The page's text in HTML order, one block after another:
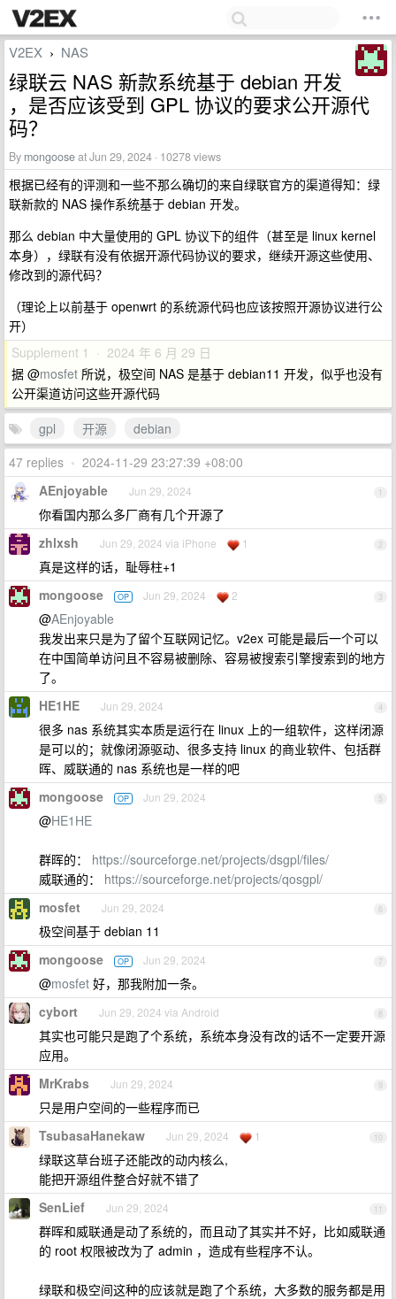
V2EX › NAS
绿联云 NAS 新款系统基于 debian 开发
，是否应该受到 GPL 协议的要求公开源代
码？
By mongooseat Jun 29, 2024 · 10278 views
根据已经有的评测和一些不那么确切的来自绿联官方的渠道得知：绿
联新款的 NAS 操作系统基于 debian 开发。
那么 debian 中大量使用的 GPL 协议下的组件（甚至是 linux kernel
本身），绿联有没有依据开源代码协议的要求，继续开源这些使用、
修改到的源代码？
（理论上以前基于 openwrt 的系统源代码也应该按照开源协议进行公
开）
Supplement 1 · 2024 年 6 月 29 日
据 @mosfet 所说，极空间 NAS 是基于 debian11 开发，似乎也没有
公开渠道访问这些开源代码
gpl
开源
debian
47 replies • 2024-11-29 23:27:39 +08:00
1
AEnjoyable Jun 29, 2024
你看国内那么多厂商有几个开源了
2
zhlxsh Jun 29, 2024 via iPhone 1
真是这样的话，耻辱柱+1
3
mongoose OP Jun 29, 2024 2
@AEnjoyable
我发出来只是为了留个互联网记忆。v2ex 可能是最后一个可以
在中国简单访问且不容易被删除、容易被搜索引擎搜索到的地方
了。
4
HE1HE Jun 29, 2024
很多 nas 系统其实本质是运行在 linux 上的一组软件，这样闭源
是可以的；就像闭源驱动、很多支持 linux 的商业软件、包括群
晖、威联通的 nas 系统也是一样的吧
5
mongoose OP Jun 29, 2024
@HE1HE
群晖的： https://sourceforge.net/projects/dsgpl/files/
威联通的： https://sourceforge.net/projects/qosgpl/
6
mosfet Jun 29, 2024
极空间基于 debian 11
7
mongoose OP Jun 29, 2024
@mosfet 好，那我附加一条。
8
cybort Jun 29, 2024 via Android
其实也可能只是跑了个系统，系统本身没有改的话不一定要开源
应用。
9
MrKrabs Jun 29, 2024
只是用户空间的一些程序而已
10
TsubasaHanekaw Jun 29, 2024 1
绿联这草台班子还能改的动内核么,
能把开源组件整合好就不错了
11
SenLief Jun 29, 2024
群晖和威联通是动了系统的，而且动了其实并不好，比如威联通
的 root 权限被改为了 admin ，造成有些程序不认。
绿联和极空间这种的应该就是跑了个系统，大多数的服务都是用